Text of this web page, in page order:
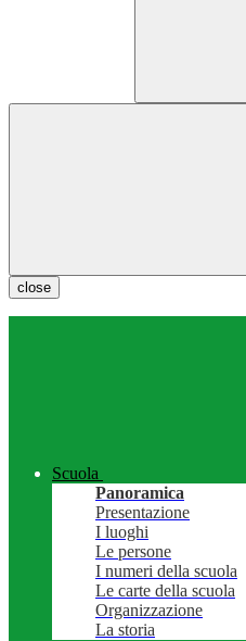
close
Scuola
Panoramica
Presentazione
I luoghi
Le persone
I numeri della scuola
Le carte della scuola
Organizzazione
La storia